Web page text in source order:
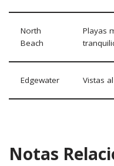
North
Beach
Playas
Edgewater Vistas
Notas